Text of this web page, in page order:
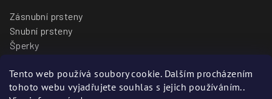
Tento web používá soubory cookie. Dalším procházením
tohoto webu vyjadřujete souhlas s jejich používáním..
Zásnubní prsteny
Snubní prsteny
Šperky
Blog
Prodejny